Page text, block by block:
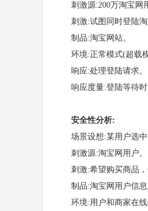
刺激源:200万淘宝网用
刺激:试图同时登陆淘
制品:淘宝网站。
环境:正常模式(超载模
响应:处理登陆请求。
响应度量:登陆等待时
安全性分析:
场景设想:某用户选中
刺激源:淘宝网用户。
刺激:希望购买商品，
制品:淘宝网用户信息
环境:用户和商家在线(